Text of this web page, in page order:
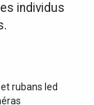
individus
rubans led